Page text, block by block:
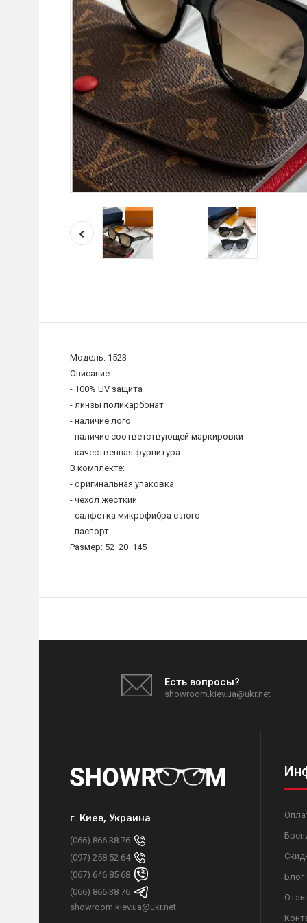
Модель: 1523
Описание:
- 100% UV защита
- линзы поликарбонат
- наличие лого
- наличие соответствующей маркировки
- качественная фурнитура
В комплекте:
- оригинальная упаковка
- чехол жесткий
- салфетка микрофибра c лого
- паспорт
Размер: 52 20 145
Есть вопросы?
showroom.kiev.ua@ukr.net
г. Киев, Украина
(066) 866 38 76
(097) 258 52 64
(067) 646 85 68
(066) 866 38 76
showroom.kiev.ua@ukr.net
Блог